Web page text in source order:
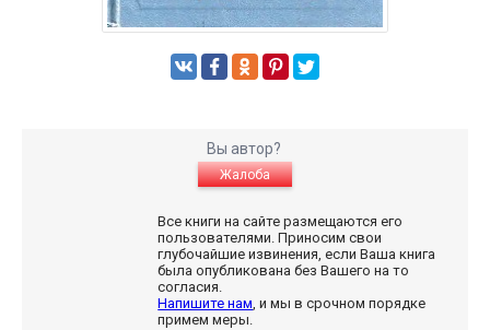
Вы автор?
Жалоба
Все книги на сайте размещаются его
пользователями. Приносим свои
глубочайшие извинения, если Ваша книга
была опубликована без Вашего на то
согласия.
Напишите нам, и мы в срочном порядке
примем меры.